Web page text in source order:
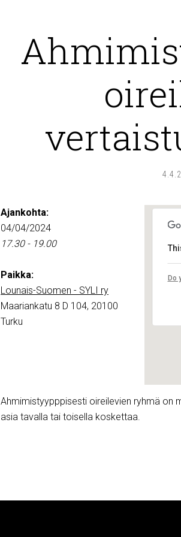
Do
Ajankohta:
04/04/2024
17.30 - 19.00
Paikka:
Lounais-Suomen - SYLI ry
Maariankatu 8 D 104, 20100
Turku
Ahmimistyypppisesti oireilevien ryhmä on
asia tavalla tai toisella koskettaa.